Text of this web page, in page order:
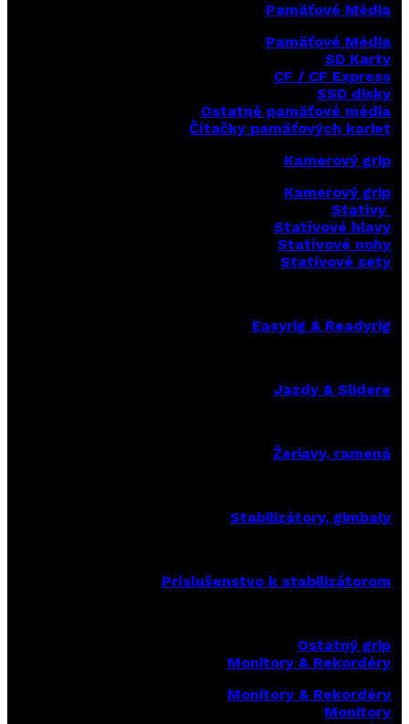
Pamäťové Média
Pamäťové Média
SD Karty
CF / CF Express
SSD disky
Ostatné pamäťové média
Čítačky pamäťových kariet
Kamerový grip
Kamerový grip
Statívy
Statívové hlavy
Statívové nohy
Statívové sety
Easyrig & Readyrig
Jazdy & Slidere
Žeriavy, ramená
Stabilizátory, gimbaly
Príslušenstvo k stabilizátorom
Ostatný grip
Monitory & Rekordéry
Monitory & Rekordéry
Monitory